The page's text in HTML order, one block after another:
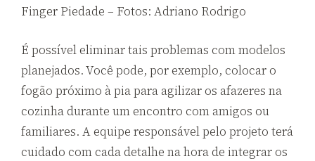
Finger Piedade – Fotos: Adriano Rodrigo
É possível eliminar tais problemas com modelos
planejados. Você pode, por exemplo, colocar o
fogão próximo à pia para agilizar os afazeres na
cozinha durante um encontro com amigos ou
familiares. A equipe responsável pelo projeto terá
cuidado com cada detalhe na hora de integrar os